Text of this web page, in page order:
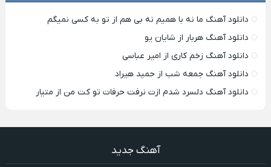
دانلود آهنگ ما نه با همیم نه بی هم از تو به کسی نمیگم
دانلود آهنگ هربار از شایان یو
دانلود آهنگ زخم کاری از امیر عباسی
دانلود آهنگ جمعه شب از حمید هیراد
دانلود آهنگ دلسرد شدم ازت نرفت حرفات تو کت من از متیار
آهنگ جدید